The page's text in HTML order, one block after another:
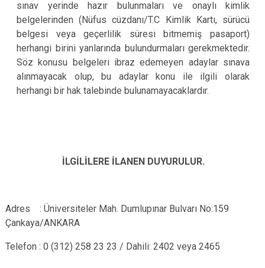
sınav yerinde hazır bulunmaları ve onaylı kimlik
belgelerinden (Nüfus cüzdanı/T.C Kimlik Kartı, sürücü
belgesi veya geçerlilik süresi bitmemiş pasaport)
herhangi birini yanlarında bulundurmaları gerekmektedir.
Söz konusu belgeleri ibraz edemeyen adaylar sınava
alınmayacak olup, bu adaylar konu ile ilgili olarak
herhangi bir hak talebinde bulunamayacaklardır.
İLGİLİLERE İLANEN DUYURULUR.
Adres : Üniversiteler Mah. Dumlupınar Bulvarı No:159
Çankaya/ANKARA
Telefon : 0 (312) 258 23 23 / Dahili: 2402 veya 2465